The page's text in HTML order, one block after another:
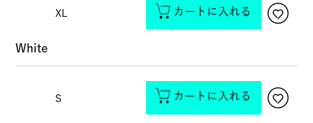
XL カートに入れる
White
S カートに入れる